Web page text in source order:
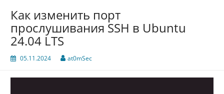
Как изменить порт
прослушивания SSH в Ubuntu
24.04 LTS
05.11.2024 at0mSec